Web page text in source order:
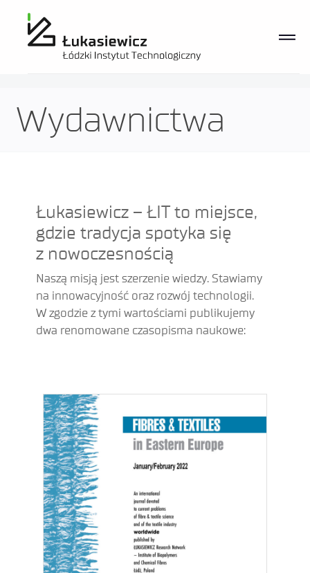
Wydawnictwa
Łukasiewicz – ŁIT to miejsce,
gdzie tradycja spotyka się
z nowoczesnością
Naszą misją jest szerzenie wiedzy. Stawiamy
na innowacyjność oraz rozwój technologii.
W zgodzie z tymi wartościami publikujemy
dwa renomowane czasopisma naukowe: